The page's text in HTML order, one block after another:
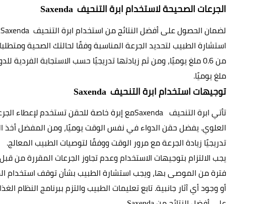
الجرعات الصحيحة لاستخدام ابرة التنحيف Saxenda
لضمان الحصول على أفضل النتائج من استخدام ابرة التنحيف Saxenda
ملغ يوميًا.
توجيهات استخدام ابرة التنحيف Saxenda
تأتي ابرة التنحيف Saxenda
تدريجيًا زيادة الجرعة مع مرور الوقت ووفقًا لتوصيات الطبيب المعالج.